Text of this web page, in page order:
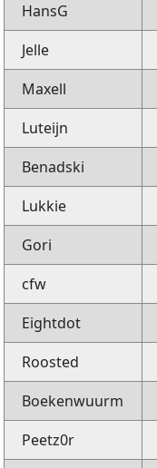
HansG
Jelle
Maxell
Luteijn
Benadski
Lukkie
Gori
cfw
Eightdot
Roosted
Boekenwuurm
Peetz0r